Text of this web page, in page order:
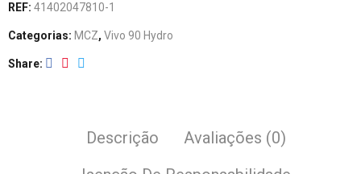
REF: 41402047810-1
Categorias: MCZ, Vivo 90 Hydro
Share
Descrição
Avaliações (0)